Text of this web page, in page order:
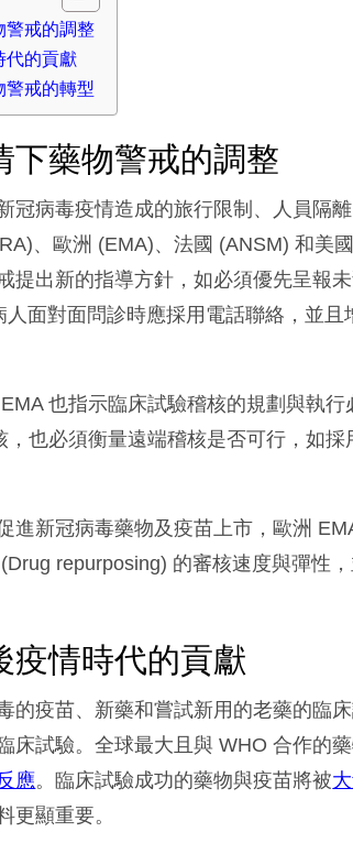
警戒的調整
代的貢獻
警戒的轉型
下藥物警戒的調整
冠病毒疫情造成的旅行限制、人員隔
、歐洲 (EMA)、法國 (ANSM) 和美
提出新的指導方針，如必須優先呈報
面對面問診時應採用電話聯絡，並且
EMA 也指示臨床試驗稽核的規劃與執
，也必須衡量遠端稽核是否可行，如
進新冠病毒藥物及疫苗上市，歐洲
repurposing) 的審核速度與彈性
疫情時代的貢獻
的疫苗、新藥和嘗試新用的老藥的臨
床試驗。全球最大且與 WHO 合作的
應。臨床試驗成功的藥物與疫苗將被
更顯重要。